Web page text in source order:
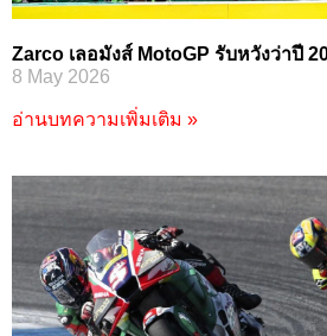
Zarco เลอมังส์ MotoGP รับหวังว่าปี
8 May 2026
อ่านบทความเพิ่มเติม »